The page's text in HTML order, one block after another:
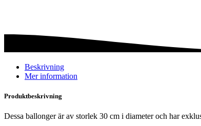
Beskrivning
Mer information
Produktbeskrivning
Dessa ballonger är av storlek 30 cm i diameter och har